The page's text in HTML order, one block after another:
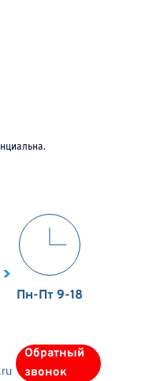
Пн-Пт 9-18
Обратный
звонок